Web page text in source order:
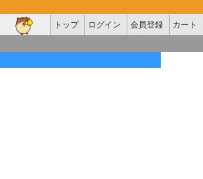
トップ ログイン 会員登録
カート